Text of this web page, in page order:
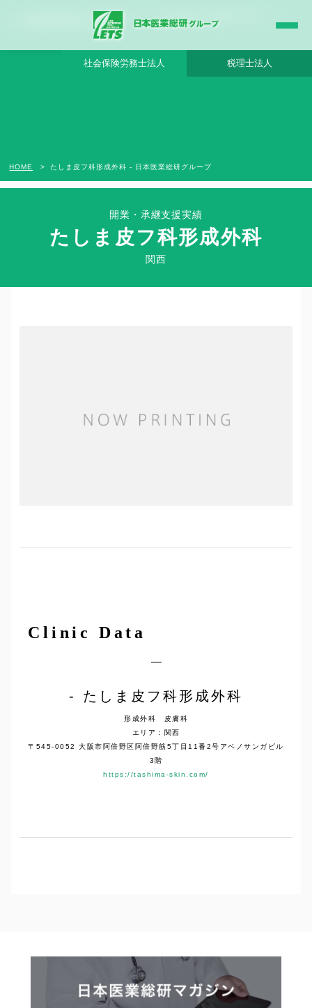
たしま皮フ科形成外科 - 日本医業総研グループ |日本医業総研｜医院開業・承継・クリ
ニック経営支援・医療モール開発
社会保険労務士法人 税理士法人
開業・承継支援実績
たしま皮フ科形成外科
関西
HOME たしま皮フ科形成外科 - 日本医業総研グループ
Clinic Success Case
Clinic Data
たしま皮フ科形成外科
形成外科 皮膚科
エリア：関西
〒545-0052 大阪市阿倍野区阿倍野筋5丁目11番2号アベノサンガビル
3階
https://tashima-skin.com/